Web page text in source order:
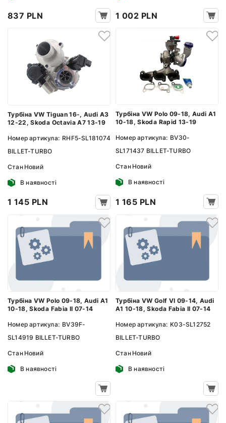
837 PLN 1 002 PLN
Турбіна VW Tiguan 16-, Audi A3
12-22, Skoda Octavia A7 13-19
Номер артикула: RHF5-SL181074
BILLET-TURBO
Стан Новий
В наявності
1 145 PLN
Турбіна VW Polo 09-18, Audi A1
10-18, Skoda Rapid 13-19
Номер артикула: BV30-
SL171437 BILLET-TURBO
Стан Новий
В наявності
1 165 PLN
Турбіна VW Polo 09-18, Audi A1
10-18, Skoda Fabia II 07-14
Номер артикула: BV39F-
SL14919 BILLET-TURBO
Стан Новий
В наявності
Турбіна VW Golf VI 09-14, Audi
A1 10-18, Skoda Fabia II 07-14
Номер артикула: K03-SL12752
BILLET-TURBO
Стан Новий
В наявності